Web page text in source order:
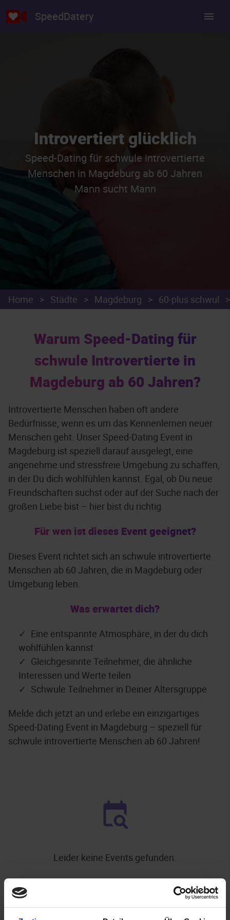
SpeedDatery
Introvertiert glücklich
Speed-Dating für schwule introvertierte
Menschen in Magdeburg ab 60 Jahren
Mann sucht Mann
Home > Städte > Magdeburg > 60-plus schwul >
Warum Speed-Dating für
schwule Introvertierte in
Magdeburg ab 60 Jahren?
Introvertierte Menschen haben oft andere
Bedürfnisse, wenn es um das Kennenlernen neuer
Menschen geht. Unser Speed-Dating Event in
Magdeburg ist speziell darauf ausgelegt, eine
angenehme und stressfreie Umgebung zu schaffen,
in der Du dich wohlfühlen kannst. Egal, ob Du neue
Freundschaften suchst oder auf der Suche nach der
großen Liebe bist – hier bist du richtig.
Für wen ist dieses Event geeignet?
Dieses Event richtet sich an schwule introvertierte
Menschen ab 60 Jahren, die in Magdeburg oder
Umgebung leben.
Was erwartet dich?
Eine entspannte Atmosphäre, in der du dich
wohlfühlen kannst
Gleichgesinnte Teilnehmer, die ähnliche
Interessen und Werte teilen
Schwule Teilnehmer in Deiner Altersgruppe
Melde dich jetzt an und erlebe ein einzigartiges
Speed-Dating Event in Magdeburg – speziell für
schwule introvertierte Menschen ab 60 Jahren!
Leider keine Events gefunden.
WEITERE EVENTS IN MAGDEBURG .